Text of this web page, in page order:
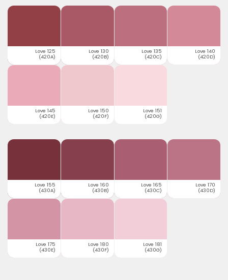
Love 125
(420A)
Love 130
(420B)
Love 135
(420C)
Love 140
(420D)
Love 145
(420E)
Love 150
(420F)
Love 151
(420G)
Love 155
(430A)
Love 160
(430B)
Love 165
(430C)
Love 170
(430D)
Love 175
(430E)
Love 180
(430F)
Love 181
(430G)